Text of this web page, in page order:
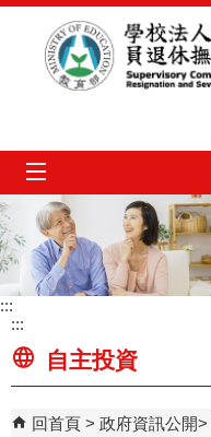
跳到主要內容區塊
:::
:::
自主投資
回首頁 政府資訊公開